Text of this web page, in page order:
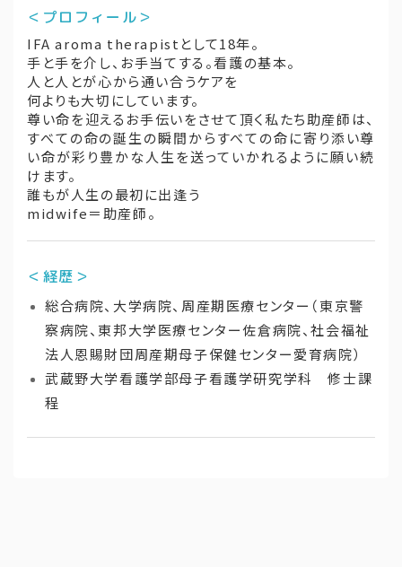
個
＜プロフィール＞
IFA aroma therapistとして18年。
手と手を介し、お手当てする。看護の基本。
人と人とが心から通い合うケアを
何よりも大切にしています。
尊い命を迎えるお手伝いをさせて頂く私たち助産師は、
すべての命の誕生の瞬間からすべての命に寄り添い尊
い命が彩り豊かな人生を送っていかれるように願い続
けます。
誰もが人生の最初に出逢う
midwife＝助産師。
＜経歴＞
総合病院、大学病院、周産期医療センター（東京警
察病院、東邦大学医療センター佐倉病院、社会福祉
法人恩賜財団周産期母子保健センター愛育病院）
武蔵野大学看護学部母子看護学研究学科 修士課
程